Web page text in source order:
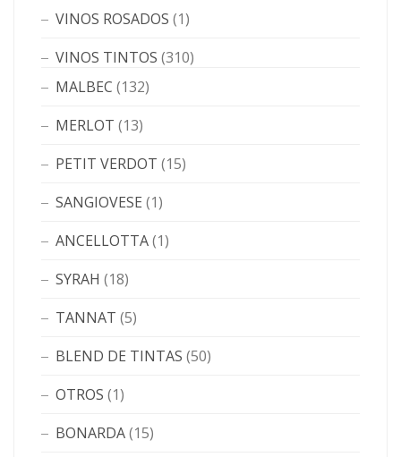
VINOS ROSADOS (1)
VINOS TINTOS (310)
MALBEC (132)
MERLOT (13)
PETIT VERDOT (15)
SANGIOVESE (1)
ANCELLOTTA(1)
SYRAH (18)
TANNAT (5)
BLEND DE TINTAS (50)
OTROS (1)
BONARDA(15)